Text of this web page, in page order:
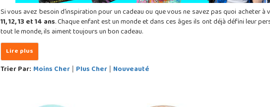
Si vous avez besoin d'inspiration pour un cadeau ou que vous ne savez pas quoi acheter
11, 12, 13 et 14 ans. Chaque enfant est un monde et dans ces âges ils ont déjà défini leur
tout le monde, ils aiment toujours un bon cadeau.
Trier Par: Moins Cher| Plus Cher| Nouveauté